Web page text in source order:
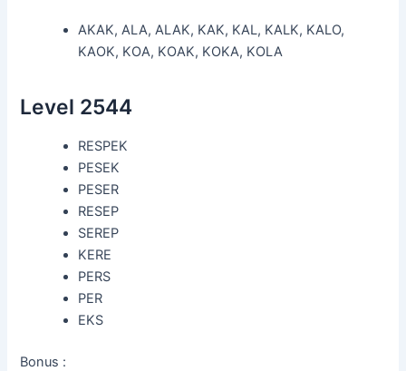
AKAK, ALA, ALAK, KAK, KAL, KALK, KALO,
KAOK, KOA, KOAK, KOKA, KOLA
Level 2544
RESPEK
PESEK
PESER
RESEP
SEREP
KERE
PERS
PER
EKS
Bonus :